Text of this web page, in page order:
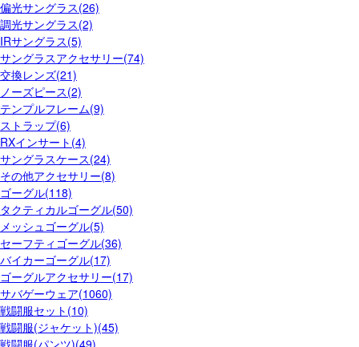
偏光サングラス(26)
調光サングラス(2)
IRサングラス(5)
サングラスアクセサリー(74)
交換レンズ(21)
ノーズピース(2)
テンプルフレーム(9)
ストラップ(6)
RXインサート(4)
サングラスケース(24)
その他アクセサリー(8)
ゴーグル(118)
タクティカルゴーグル(50)
メッシュゴーグル(5)
セーフティゴーグル(36)
バイカーゴーグル(17)
ゴーグルアクセサリー(17)
サバゲーウェア(1060)
戦闘服セット(10)
戦闘服(ジャケット)(45)
戦闘服(パンツ)(49)